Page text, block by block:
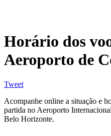
Horário dos
Aeroporto de
Tweet
Acompanhe online a situação e
partida no Aeroporto
Belo Horizonte.